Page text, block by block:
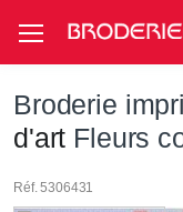
Broderie
d'art Fleurs
Réf. 5306431